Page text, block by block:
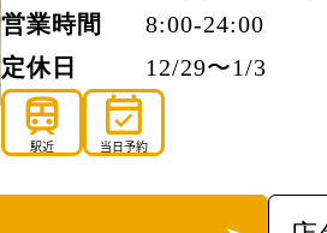
train
駅近
event_available
当日予約
営業時間
8:00-24:00
定休日
12/29〜1/3